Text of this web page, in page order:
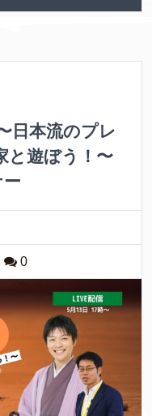
日本流のプレ
と遊ぼう！〜
ー
0